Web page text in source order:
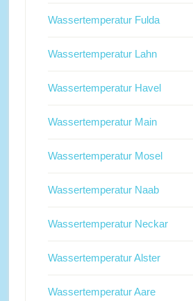
Wassertemperatur Fulda
Wassertemperatur Lahn
Wassertemperatur Havel
Wassertemperatur Main
Wassertemperatur Mosel
Wassertemperatur Naab
Wassertemperatur Neckar
Wassertemperatur Alster
Wassertemperatur Aare